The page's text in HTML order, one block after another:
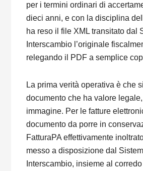
per i termini ordinari di
dieci anni, e con la disciplina
ha reso il file XML transitato dal
Interscambio l’originale
relegando il PDF a semplice
La prima verità operativa è che
documento che ha valore
immagine. Per le fatture
documento da porre in
FatturaPA effettivamente
messo a disposizione dal
Interscambio, insieme al